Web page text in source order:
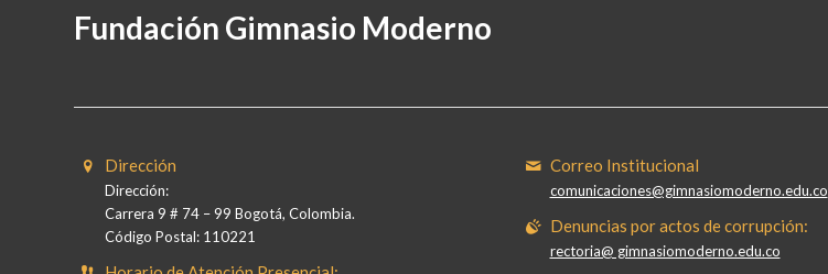
Fundación Gimnasio Moderno
Dirección
Dirección:
Carrera 9 # 74 – 99 Bogotá, Colombia.
Código Postal: 110221
Correo Institucional
comunicaciones@gimnasiomoderno.edu.co
Denuncias por actos de corrupción:
rectoria@ gimnasiomoderno.edu.co